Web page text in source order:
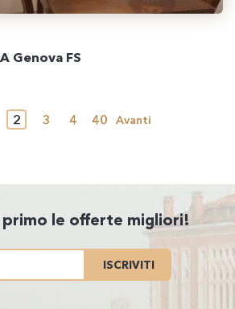
Genova FS
2 3 4 40 Avanti
le offerte migliori!
ISCRIVITI